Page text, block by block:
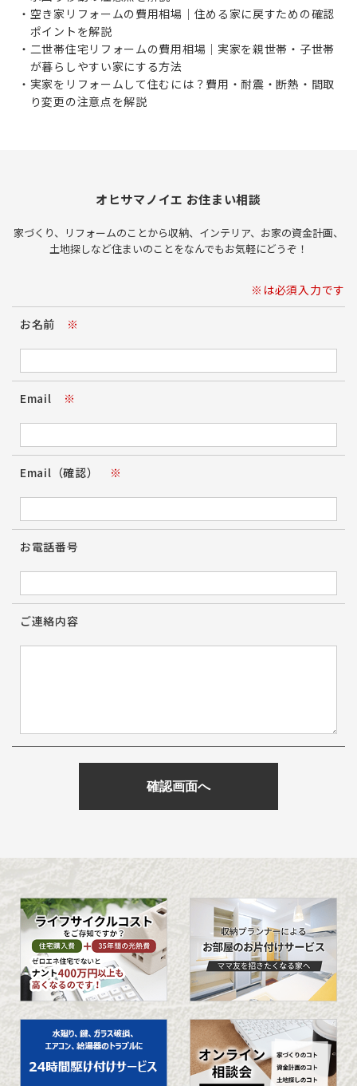
空き家リフォームの費用相場｜住める家に戻すための確認
ポイントを解説
二世帯住宅リフォームの費用相場｜実家を親世帯・子世帯
が暮らしやすい家にする方法
実家をリフォームして住むには？費用・耐震・断熱・間取
り変更の注意点を解説
オヒサマノイエ お住まい相談
家づくり、リフォームのことから収納、インテリア、お家の資金計画、
土地探しなど住まいのことをなんでもお気軽にどうぞ！
※は必須入力です
お名前 ※
Email ※
Email（確認） ※
お電話番号
ご連絡内容